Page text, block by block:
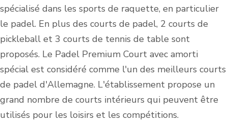
spécialisé dans les sports de raquette, en particulier
le padel. En plus des courts de padel, 2 courts de
pickleball et 3 courts de tennis de table sont
proposés. Le Padel Premium Court avec amorti
spécial est considéré comme l'un des meilleurs courts
de padel d'Allemagne. L'établissement propose un
grand nombre de courts intérieurs qui peuvent être
utilisés pour les loisirs et les compétitions.